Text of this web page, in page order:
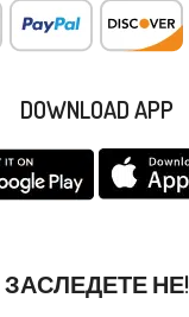
DOWNLOAD APP
ЗАСЛЕДЕТЕ НЕ!